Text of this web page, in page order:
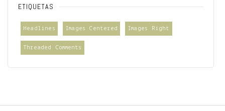
ETIQUETAS
Headlines Images Centered Images Right
Threaded Comments